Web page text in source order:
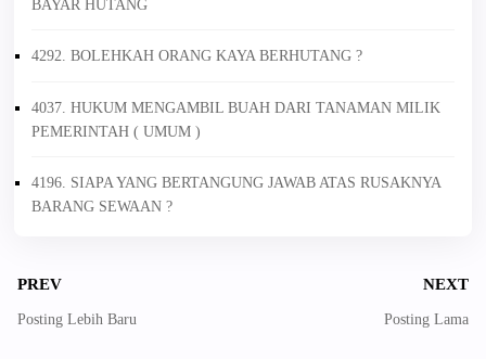
BAYAR HUTANG
4292. BOLEHKAH ORANG KAYA BERHUTANG ?
4037. HUKUM MENGAMBIL BUAH DARI TANAMAN MILIK
PEMERINTAH ( UMUM )
4196. SIAPA YANG BERTANGUNG JAWAB ATAS RUSAKNYA
BARANG SEWAAN ?
PREV
Posting Lebih Baru
NEXT
Posting Lama